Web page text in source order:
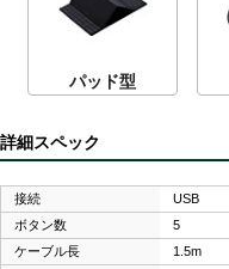
パッド型
詳細スペック
接続
USB
ボタン数
5
ケーブル長
1.5m